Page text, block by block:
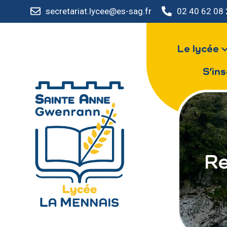
secretariat.lycee@es-sag.fr 02 40 62 08
Le lycée